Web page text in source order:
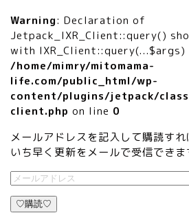
Warning: Declaration of
Jetpack_IXR_Client::query()
with IXR_Client::query(...$args)
/home/mimry/mitomama-
life.com/public_html/wp-
content/plugins/jetpack/
client.php on line 0
メールアドレスを記入して購読すれ
いち早く更新をメールで受信でき
♡購読♡